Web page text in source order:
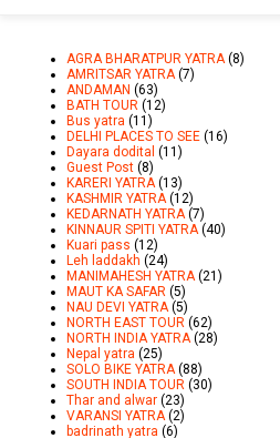
AGRA BHARATPUR YATRA (8)
AMRITSAR YATRA (7)
ANDAMAN (63)
BATH TOUR (12)
Bus yatra (11)
DELHI PLACES TO SEE (16)
Dayara dodital (11)
Guest Post (8)
KARERI YATRA (13)
KASHMIR YATRA (12)
KEDARNATH YATRA (7)
KINNAUR SPITI YATRA (40)
Kuari pass (12)
Leh laddakh (24)
MANIMAHESH YATRA (21)
MAUT KA SAFAR (5)
NAU DEVI YATRA (5)
NORTH EAST TOUR (62)
NORTH INDIA YATRA (28)
Nepal yatra (25)
SOLO BIKE YATRA (88)
SOUTH INDIA TOUR (30)
Thar and alwar (23)
VARANSI YATRA (2)
badrinath yatra (6)